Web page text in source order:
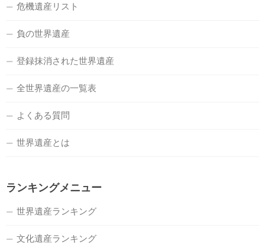
危機遺産リスト
負の世界遺産
登録抹消された世界遺産
全世界遺産の一覧表
よくある質問
世界遺産とは
ランキングメニュー
世界遺産ランキング
文化遺産ランキング